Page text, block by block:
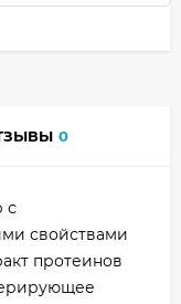
0
с
свойствами
протеинов